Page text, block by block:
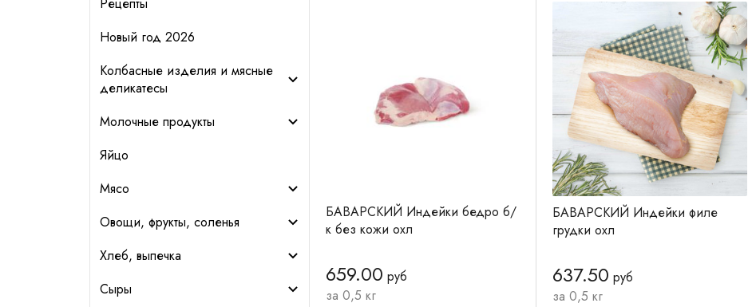
Новый год 2026
Колбасные изделия и мясные
деликатесы
Молочные продукты
Яйцо
Мясо
Овощи, фрукты, соленья
Хлеб, выпечка
Сыры
БАВАРСКИЙ Индейки бедро б/
к без кожи охл
659.00 руб
за 0,5 кг
БАВАРСКИЙ Индейки филе
грудки охл
637.50 руб
за 0,5 кг